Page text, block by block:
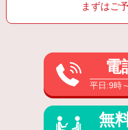
まずはご
電
平日:9時
無